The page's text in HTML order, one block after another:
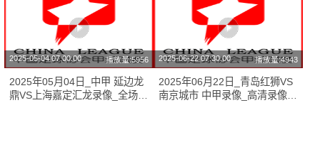
2025-05-04 07:00:00 播放量:5956
2025年05月04日_中甲 延边龙
鼎VS上海嘉定汇龙录像_全场录
2025-06-22 07:30:00 播放量:4943
2025年06月22日_青岛红狮VS
南京城市 中甲录像_高清录像